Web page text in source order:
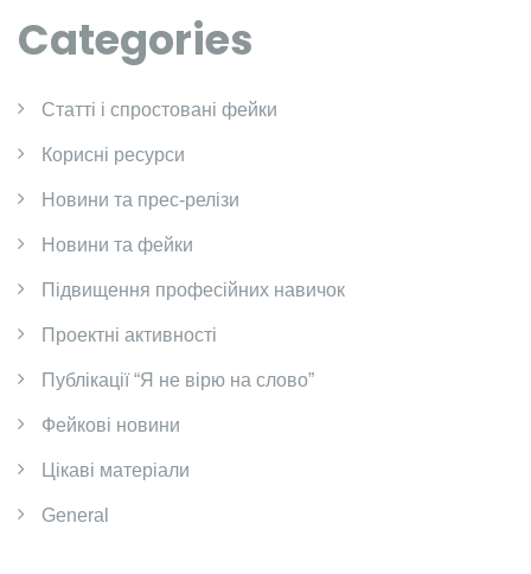
Categories
Cтатті і спростовані фейки
Корисні ресурси
Новини та прес-релізи
Новини та фейки
Підвищення професійних навичок
Проектні активності
Публікації “Я не вірю на слово”
Фейкові новини
Цікаві матеріали
General